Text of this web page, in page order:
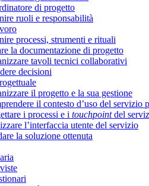
di progetto
ruoli e responsabilità
processi, strumenti e rituali
la documentazione di progetto
tavoli tecnici collaborativi
decisioni
il progetto e la sua gestione
il contesto d’uso del servizio
i processi e i touchpointdel
l’interfaccia utente del servizio
la soluzione ottenuta